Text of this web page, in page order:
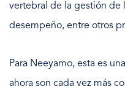
vertebral de la gestión de
desempeño, entre otros
Para Neeyamo, esta es
ahora son cada vez más